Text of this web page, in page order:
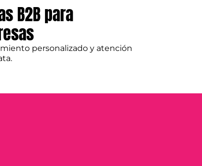
B2B para
personalizado y atención